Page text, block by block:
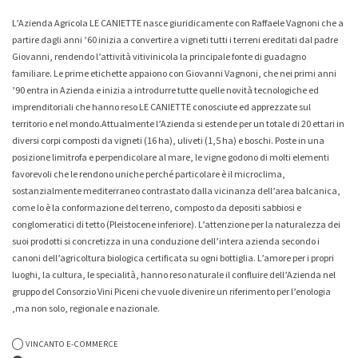
L’Azienda Agricola LE CANIETTE nasce giuridicamente con Raffaele Vagnoni che a
partire dagli anni ’60 inizia a convertire a vigneti tutti i terreni ereditati dal padre
Giovanni, rendendo l’attività vitivinicola la principale fonte di guadagno
familiare. Le prime etichette appaiono con Giovanni Vagnoni, che nei primi anni
’90 entra in Azienda e inizia a introdurre tutte quelle novità tecnologiche ed
imprenditoriali che hanno reso LE CANIETTE conosciute ed apprezzate sul
territorio e nel mondo.Attualmente l’Azienda si estende per un totale di 20 ettari in
diversi corpi composti da vigneti (16 ha), uliveti (1,5 ha) e boschi. Poste in una
posizione limitrofa e perpendicolare al mare, le vigne godono di molti elementi
favorevoli che le rendono uniche perché particolare è il microclima,
sostanzialmente mediterraneo contrastato dalla vicinanza dell’area balcanica,
come lo è la conformazione del terreno, composto da depositi sabbiosi e
conglomeratici di tetto (Pleistocene inferiore). L’attenzione per la naturalezza dei
suoi prodotti si concretizza in una conduzione dell’intera azienda secondo i
canoni dell’agricoltura biologica certificata su ogni bottiglia. L’amore per i propri
luoghi, la cultura, le specialità, hanno reso naturale il confluire dell’Azienda nel
gruppo del Consorzio Vini Piceni che vuole divenire un riferimento per l’enologia
,ma non solo, regionale e nazionale.
VINCANTO E-COMMERCE
-7%
Collio Malvasia Korsic 2023
16,20 € 15,00 €
-7%
Collio Ribolla Gialla Korsic
2022
16,20 € 15,00 €
Whisky & Whiskey